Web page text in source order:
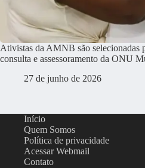
Ativistas da AMNB são selecionadas
consulta e assessoramento da ONU
27 de junho de 2026
Início
Quem Somos
Política de privacidade
Acessar Webmail
Contato